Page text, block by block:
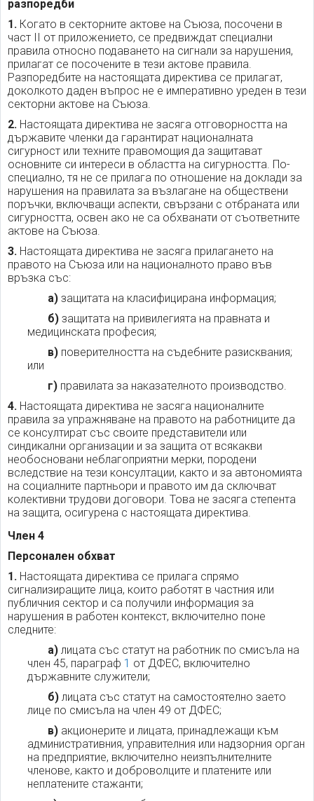
разпоредби
1. Когато в секторните актове на Съюза, посочени в
част II от приложението, се предвиждат специални
правила относно подаването на сигнали за нарушения,
прилагат се посочените в тези актове правила.
Разпоредбите на настоящата директива се прилагат,
доколкото даден въпрос не е императивно уреден в тези
секторни актове на Съюза.
2. Настоящата директива не засяга отговорността на
държавите членки да гарантират националната
сигурност или техните правомощия да защитават
основните си интереси в областта на сигурността. По-
специално, тя не се прилага по отношение на доклади за
нарушения на правилата за възлагане на обществени
поръчки, включващи аспекти, свързани с отбраната или
сигурността, освен ако не са обхванати от съответните
актове на Съюза.
3. Настоящата директива не засяга прилагането на
правото на Съюза или на националното право във
връзка със:
а)защитата на класифицирана информация;
б)защитата на привилегията на правната и
медицинската професия;
в)поверителността на съдебните разисквания;
или
г)правилата за наказателното производство.
4. Настоящата директива не засяга националните
правила за упражняване на правото на работниците да
се консултират със своите представители или
синдикални организации и за защита от всякакви
необосновани неблагоприятни мерки, породени
вследствие на тези консултации, както и за автономията
на социалните партньори и правото им да сключват
колективни трудови договори. Това не засяга степента
на защита, осигурена с настоящата директива.
Член 4
Персонален обхват
1. Настоящата директива се прилага спрямо
сигнализиращите лица, които работят в частния или
публичния сектор и са получили информация за
нарушения в работен контекст, включително поне
следните:
а)лицата със статут на работник по смисъла на
член 45, параграф 1 от ДФЕС, включително
държавните служители;
б)лицата със статут на самостоятелно заето
лице по смисъла на член 49 от ДФЕС;
в)акционерите и лицата, принадлежащи към
административния, управителния или надзорния орган
на предприятие, включително неизпълнителните
членове, както и доброволците и платените или
неплатените стажанти;